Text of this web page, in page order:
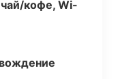
кофе, Wi-